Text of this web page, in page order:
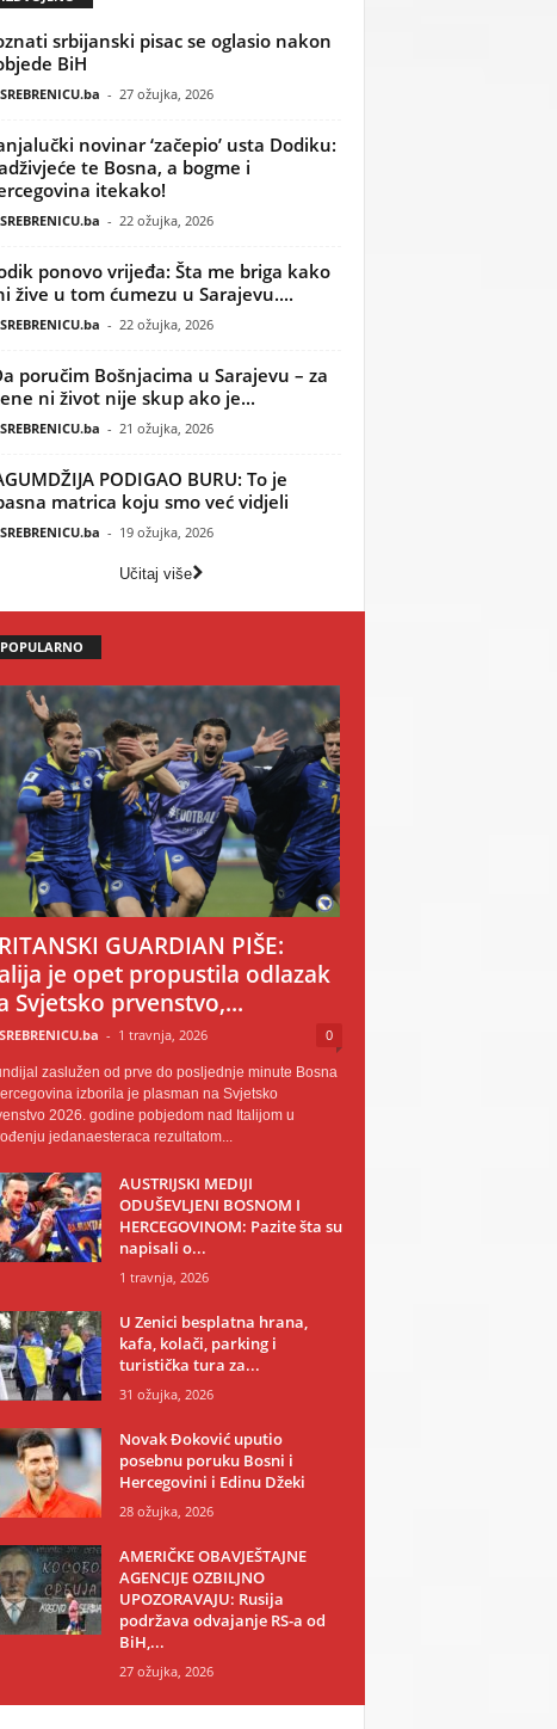
srbijanski pisac se oglasio nakon
BiH
- 27 ožujka, 2026
novinar ‘začepio’ usta Dodiku:
te Bosna, a bogme i
itekako!
- 22 ožujka, 2026
ponovo vrijeđa: Šta me briga kako
žive u tom ćumezu u Sarajevu....
- 22 ožujka, 2026
poručim Bošnjacima u Sarajevu – za
ni život nije skup ako je...
- 21 ožujka, 2026
PODIGAO BURU: To je
matrica koju smo već vidjeli
- 19 ožujka, 2026
Učitaj više
POPULARNO
GUARDIAN PIŠE:
je opet propustila odlazak
Svjetsko prvenstvo,...
- 1 travnja, 2026 0
zaslužen od prve do posljednje minute Bosna
izborila je plasman na Svjetsko
2026. godine pobjedom nad Italijom u
jedanaesteraca rezultatom...
AUSTRIJSKI MEDIJI
ODUŠEVLJENI BOSNOM I
HERCEGOVINOM: Pazite šta su
napisali o...
1 travnja, 2026
U Zenici besplatna hrana,
kafa, kolači, parking i
turistička tura za...
31 ožujka, 2026
Novak Đoković uputio
posebnu poruku Bosni i
Hercegovini i Edinu Džeki
28 ožujka, 2026
AMERIČKE OBAVJEŠTAJNE
AGENCIJE OZBILJNO
UPOZORAVAJU: Rusija
podržava odvajanje RS-a od
BiH,...
27 ožujka, 2026